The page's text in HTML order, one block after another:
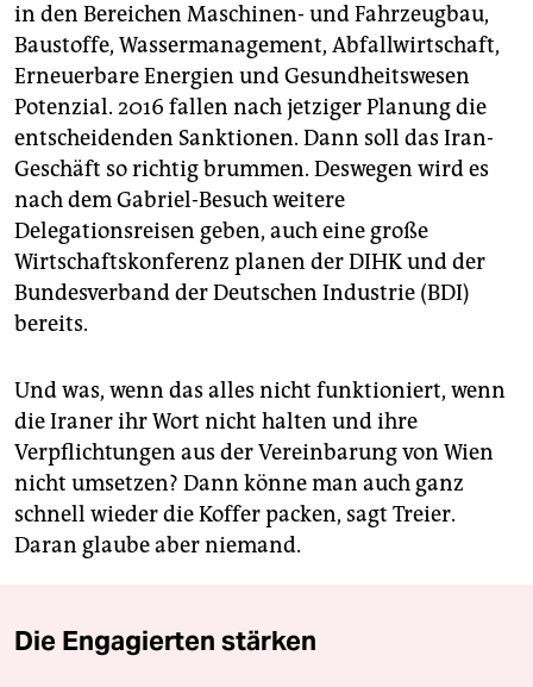
in den Bereichen Maschinen- und Fahrzeugbau,
Baustoffe, Wassermanagement, Abfallwirtschaft,
Erneuerbare Energien und Gesundheitswesen
Potenzial. 2016 fallen nach jetziger Planung die
entscheidenden Sanktionen. Dann soll das Iran-
Geschäft so richtig brummen. Deswegen wird es
nach dem Gabriel-Besuch weitere
Delegationsreisen geben, auch eine große
Wirtschaftskonferenz planen der DIHK und der
Bundesverband der Deutschen Industrie (BDI)
bereits.
Und was, wenn das alles nicht funktioniert, wenn
die Iraner ihr Wort nicht halten und ihre
Verpflichtungen aus der Vereinbarung von Wien
nicht umsetzen? Dann könne man auch ganz
schnell wieder die Koffer packen, sagt Treier.
Daran glaube aber niemand.
Die Engagierten stärken